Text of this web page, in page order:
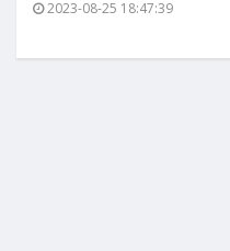
2023-08-25 18:47:39